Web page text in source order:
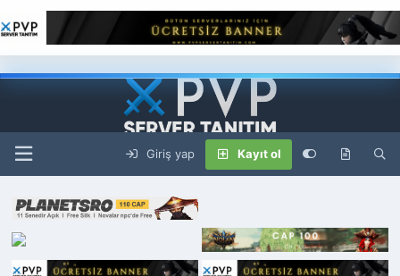
Giriş yap Kayıt ol